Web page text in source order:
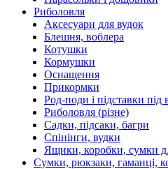
Риболовля
Аксесуари для вудок
Блешня, воблера
Котушки
Кормушки
Оснащення
Прикормки
Род-поди і підставки під
Риболовля (різне)
Садки, підсаки, багри
Спінінги, вудки
Ящики, коробки, сумки
Сумки, рюкзаки, гаманці,